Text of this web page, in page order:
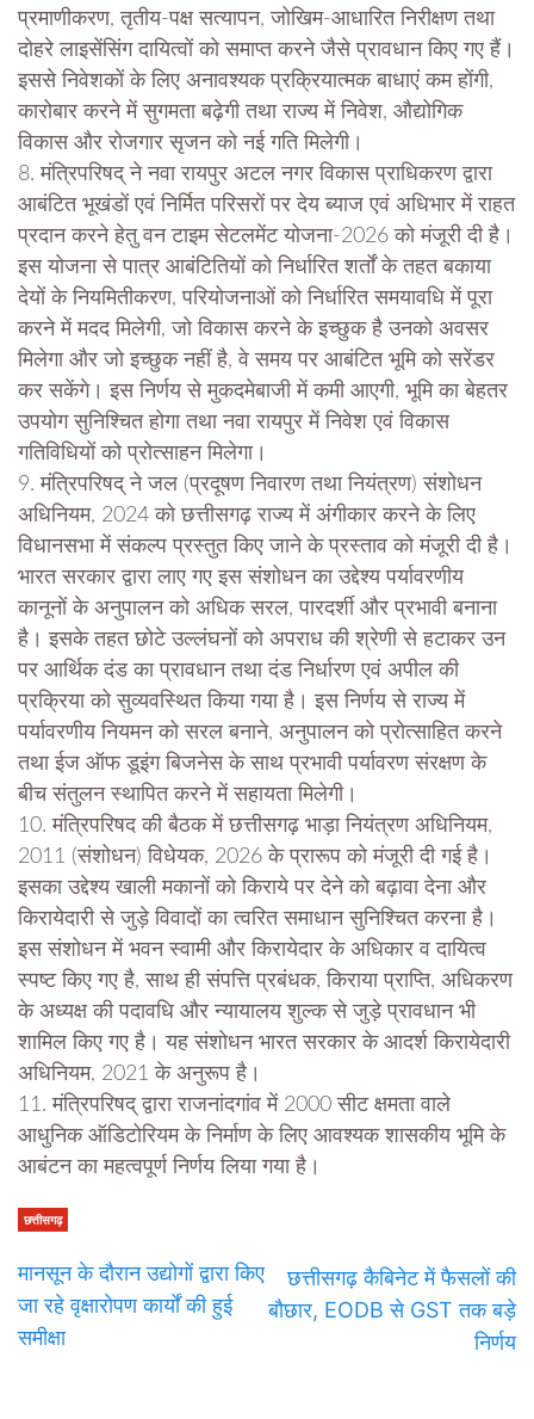
प्रमाणीकरण, तृतीय-पक्ष सत्यापन, जोखिम-आधारित निरीक्षण तथा
दोहरे लाइसेंसिंग दायित्वों को समाप्त करने जैसे प्रावधान किए गए हैं।
इससे निवेशकों के लिए अनावश्यक प्रक्रियात्मक बाधाएं कम होंगी,
कारोबार करने में सुगमता बढ़ेगी तथा राज्य में निवेश, औद्योगिक
विकास और रोजगार सृजन को नई गति मिलेगी।
8. मंत्रिपरिषद् ने नवा रायपुर अटल नगर विकास प्राधिकरण द्वारा
आबंटित भूखंडों एवं निर्मित परिसरों पर देय ब्याज एवं अधिभार में राहत
प्रदान करने हेतु वन टाइम सेटलमेंट योजना-2026 को मंजूरी दी है।
इस योजना से पात्र आबंटितियों को निर्धारित शर्तों के तहत बकाया
देयों के नियमितीकरण, परियोजनाओं को निर्धारित समयावधि में पूरा
करने में मदद मिलेगी, जो विकास करने के इच्छुक है उनको अवसर
मिलेगा और जो इच्छुक नहीं है, वे समय पर आबंटित भूमि को सरेंडर
कर सकेंगे। इस निर्णय से मुकदमेबाजी में कमी आएगी, भूमि का बेहतर
उपयोग सुनिश्चित होगा तथा नवा रायपुर में निवेश एवं विकास
गतिविधियों को प्रोत्साहन मिलेगा।
9. मंत्रिपरिषद् ने जल (प्रदूषण निवारण तथा नियंत्रण) संशोधन
अधिनियम, 2024 को छत्तीसगढ़ राज्य में अंगीकार करने के लिए
विधानसभा में संकल्प प्रस्तुत किए जाने के प्रस्ताव को मंजूरी दी है।
भारत सरकार द्वारा लाए गए इस संशोधन का उद्देश्य पर्यावरणीय
कानूनों के अनुपालन को अधिक सरल, पारदर्शी और प्रभावी बनाना
है। इसके तहत छोटे उल्लंघनों को अपराध की श्रेणी से हटाकर उन
पर आर्थिक दंड का प्रावधान तथा दंड निर्धारण एवं अपील की
प्रक्रिया को सुव्यवस्थित किया गया है। इस निर्णय से राज्य में
पर्यावरणीय नियमन को सरल बनाने, अनुपालन को प्रोत्साहित करने
तथा ईज ऑफ डूइंग बिजनेस के साथ प्रभावी पर्यावरण संरक्षण के
बीच संतुलन स्थापित करने में सहायता मिलेगी।
10. मंत्रिपरिषद की बैठक में छत्तीसगढ़ भाड़ा नियंत्रण अधिनियम,
2011 (संशोधन) विधेयक, 2026 के प्रारूप को मंजूरी दी गई है।
इसका उद्देश्य खाली मकानों को किराये पर देने को बढ़ावा देना और
किरायेदारी से जुड़े विवादों का त्वरित समाधान सुनिश्चित करना है।
इस संशोधन में भवन स्वामी और किरायेदार के अधिकार व दायित्व
स्पष्ट किए गए है, साथ ही संपत्ति प्रबंधक, किराया प्राप्ति, अधिकरण
के अध्यक्ष की पदावधि और न्यायालय शुल्क से जुड़े प्रावधान भी
शामिल किए गए है। यह संशोधन भारत सरकार के आदर्श किरायेदारी
अधिनियम, 2021 के अनुरूप है।
11. मंत्रिपरिषद् द्वारा राजनांदगांव में 2000 सीट क्षमता वाले
आधुनिक ऑडिटोरियम के निर्माण के लिए आवश्यक शासकीय भूमि के
आबंटन का महत्वपूर्ण निर्णय लिया गया है।
छत्तीसगढ़
मानसून के दौरान उद्योगों द्वारा किए
जा रहे वृक्षारोपण कार्यों की हुई
समीक्षा
छत्तीसगढ़ कैबिनेट में फैसलों की
बौछार, EODB से GST तक बड़े
निर्णय